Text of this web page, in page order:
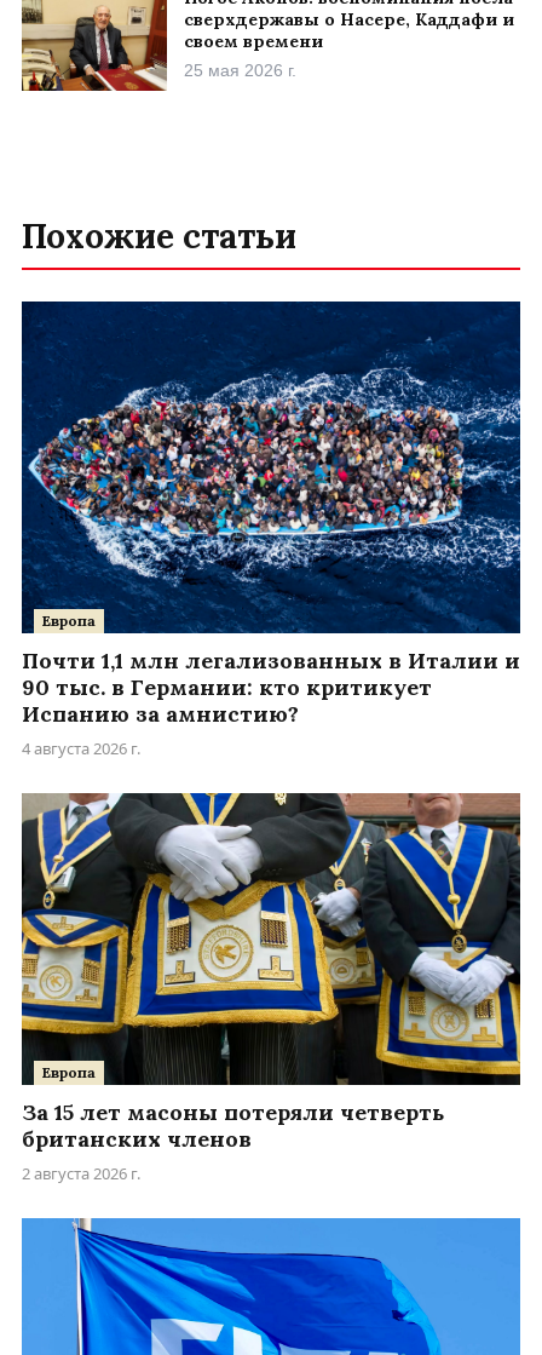
сверхдержавы о Насере, Каддафи и
своем времени
25 мая 2026 г.
Похожие статьи
Европа
Почти 1,1 млн легализованных в Италии и
90 тыс. в Германии: кто критикует
Испанию за амнистию?
4 августа 2026 г.
Европа
За 15 лет масоны потеряли четверть
британских членов
2 августа 2026 г.